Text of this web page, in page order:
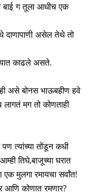
असेल तेथे तो
असे बोनस भाऊबहीण हवे
मग तो कोणताही
तिघे,बाजूच्या घरात
एक मुलगा रमायचा सर्वांत!
आणि कोणात रमणार?